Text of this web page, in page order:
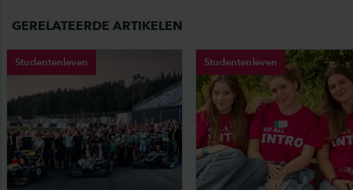
GERELATEERDE ARTIKELEN
Studentenleven Studentenleven